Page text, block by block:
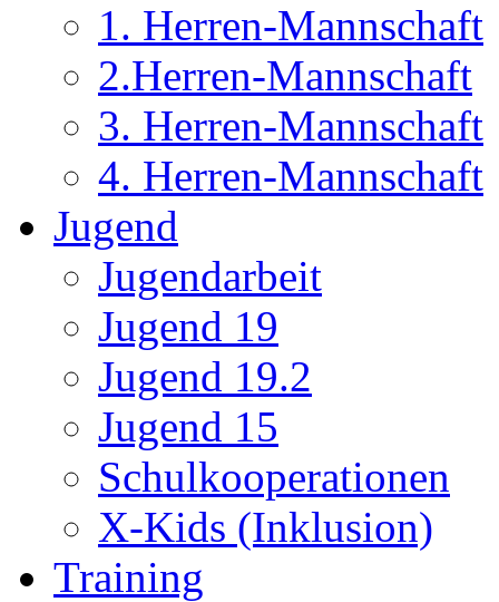
1. Herren-Mannschaft
2.Herren-Mannschaft
3. Herren-Mannschaft
4. Herren-Mannschaft
Jugend
Jugendarbeit
Jugend 19
Jugend 19.2
Jugend 15
Schulkooperationen
X-Kids (Inklusion)
Training